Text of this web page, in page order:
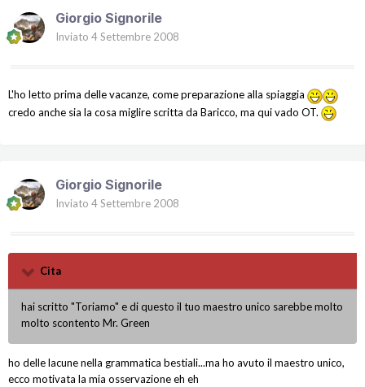
Giorgio Signorile
Inviato 4 Settembre 2008
L'ho letto prima delle vacanze, come preparazione alla spiaggia
credo anche sia la cosa miglire scritta da Baricco, ma qui vado OT.
Giorgio Signorile
Inviato 4 Settembre 2008
Cita
hai scritto "Toriamo" e di questo il tuo maestro unico sarebbe molto
molto scontento Mr. Green
ho delle lacune nella grammatica bestiali...ma ho avuto il maestro unico,
ecco motivata la mia osservazione eh eh